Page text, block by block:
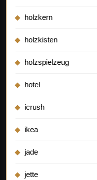
holzkern
holzkisten
holzspielzeug
hotel
icrush
ikea
jade
jette